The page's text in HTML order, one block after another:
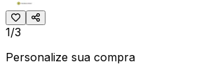
1/3
Personalize sua compra